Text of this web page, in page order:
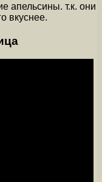
апельсины. т.к. они
вкуснее.